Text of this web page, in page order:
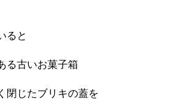
ると
る古いお菓子箱
閉じたブリキの蓋を